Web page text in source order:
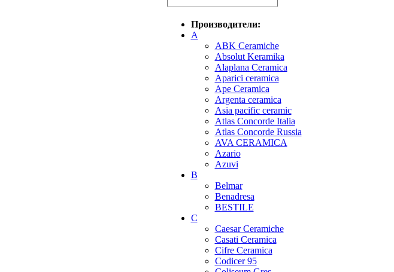
Производители:
A
ABK Ceramiche
Absolut Keramika
Alaplana Ceramica
Aparici ceramica
Ape Ceramica
Argenta ceramica
Asia pacific ceramic
Atlas Concorde Italia
Atlas Concorde Russia
AVA CERAMICA
Azario
Azuvi
B
Belmar
Benadresa
BESTILE
C
Caesar Ceramiche
Casati Ceramica
Cifre Ceramica
Codicer 95